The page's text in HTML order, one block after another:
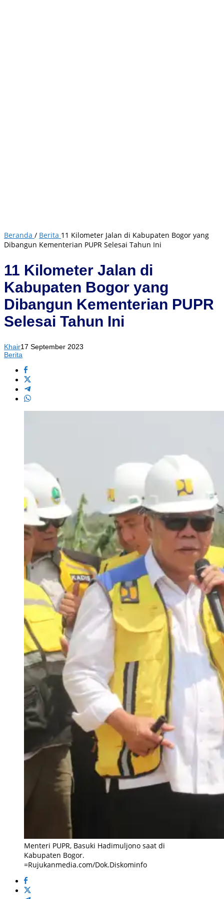
Beranda / Berita 11 Kilometer Jalan di Kabupaten Bogor yang
Dibangun Kementerian PUPR Selesai Tahun Ini
11 Kilometer Jalan di
Kabupaten Bogor yang
Dibangun Kementerian PUPR
Selesai Tahun Ini
Khair17 September 2023
Berita
Menteri PUPR, Basuki Hadimuljono saat di
Kabupaten Bogor.
=Rujukanmedia.com/Dok.Diskominfo